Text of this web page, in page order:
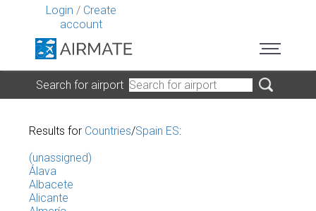
Login / Create
account
Search for airport
Results for Countries/Spain ES:
(unassigned)
Álava
Albacete
Alicante